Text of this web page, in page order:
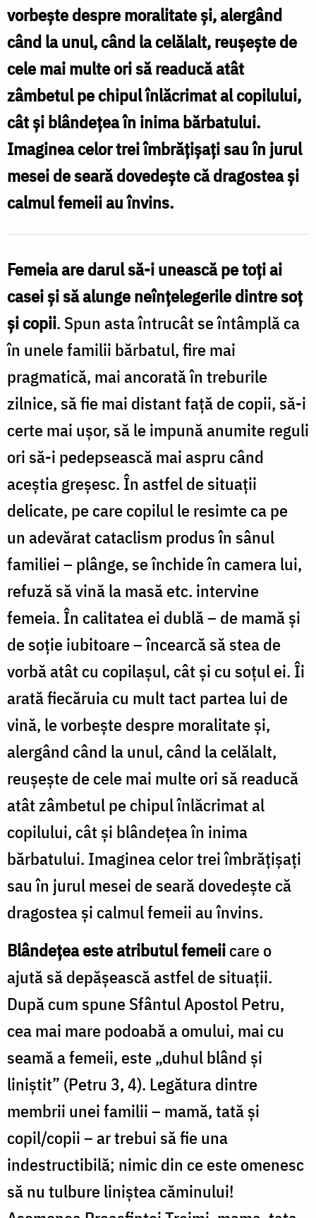
familia
unită
/
Foto:
Crina
Zamfirescu
vorbeşte despre moralitate şi, alergând
când la unul, când la celălalt, reuşeşte de
cele mai multe ori să readucă atât
zâmbetul pe chipul înlăcrimat al copilului,
cât şi blândeţea în inima bărbatului.
Imaginea celor trei îmbrăţişaţi sau în jurul
mesei de seară dovedeşte că dragostea şi
calmul femeii au învins.
Femeia are darul să-i unească pe toţi ai
casei şi să alunge neînţelegerile dintre soţ
şi copii. Spun asta întrucât se întâmplă ca
în unele familii bărbatul, fire mai
pragmatică, mai ancorată în treburile
zilnice, să fie mai distant faţă de copii, să-i
certe mai uşor, să le impună anumite reguli
ori să-i pedepsească mai aspru când
aceştia greşesc. În astfel de situaţii
delicate, pe care copilul le resimte ca pe
un adevărat cataclism produs în sânul
familiei – plânge, se închide în camera lui,
refuză să vină la masă etc. intervine
femeia. În calitatea ei dublă – de mamă şi
de soţie iubitoare – încearcă să stea de
vorbă atât cu copilaşul, cât şi cu soţul ei. Îi
arată fiecăruia cu mult tact partea lui de
vină, le vorbeşte despre moralitate şi,
alergând când la unul, când la celălalt,
reuşeşte de cele mai multe ori să readucă
atât zâmbetul pe chipul înlăcrimat al
copilului, cât şi blândeţea în inima
bărbatului. Imaginea celor trei îmbrăţişaţi
sau în jurul mesei de seară dovedeşte că
dragostea şi calmul femeii au învins.
Blândeţea este atributul femeiicare o
ajută să depăşească astfel de situaţii.
După cum spune Sfântul Apostol Petru,
cea mai mare podoabă a omului, mai cu
seamă a femeii, este „duhul blând şi
liniştit” (Petru 3, 4). Legătura dintre
membrii unei familii – mamă, tată şi
copil/copii – ar trebui să fie una
indestructibilă; nimic din ce este omenesc
să nu tulbure liniştea căminului!